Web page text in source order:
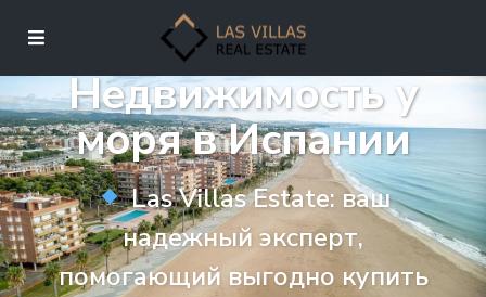
Недвижимость у
моря в Испании
Las Villas Estate: ваш
надежный эксперт,
помогающий выгодно купить